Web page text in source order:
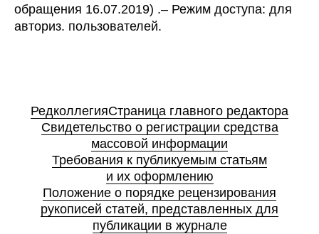
обращения 16.07.2019) .– Режим доступа: для
авториз. пользователей.
РедколлегияСтраница главного редактора
Свидетельство о регистрации средства
массовой информации
Требования к публикуемым статьям
и их оформлению
Положение о порядке рецензирования
рукописей статей, представленных для
публикации в журнале